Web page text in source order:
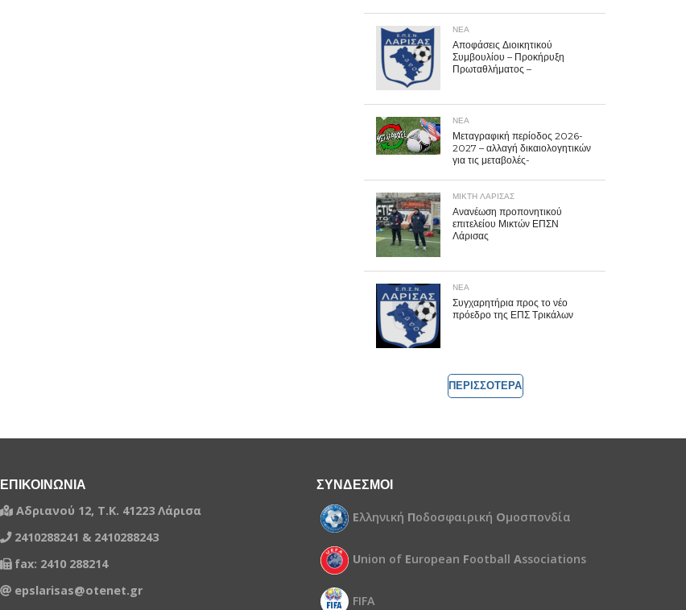
ΝΕΑ
Αποφάσεις Διοικητικού
Συμβουλίου – Προκήρυξη
Πρωταθλήματος –
ΝΕΑ
Μεταγραφική περίοδος 2026-
2027 – αλλαγή δικαιολογητικών
για τις μεταβολές-
ΜΙΚΤΗ ΛΑΡΙΣΑΣ
Ανανέωση προπονητικού
επιτελείου Μικτών ΕΠΣΝ
Λάρισας
ΝΕΑ
Συγχαρητήρια προς το νέο
πρόεδρο της ΕΠΣ Τρικάλων
ΠΕΡΙΣΣΟΤΕΡΑ
ΕΠΙΚΟΙΝΩΝΙΑ
Αδριανού 12, Τ.Κ. 41223 Λάρισα
2410288241 & 2410288243
fax: 2410 288214
epslarisas@otenet.gr
ΣΥΝΔΕΣΜΟΙ
Ελληνική Ποδοσφαιρική Ομοσπονδία
Union of European Football Associations
FIFA